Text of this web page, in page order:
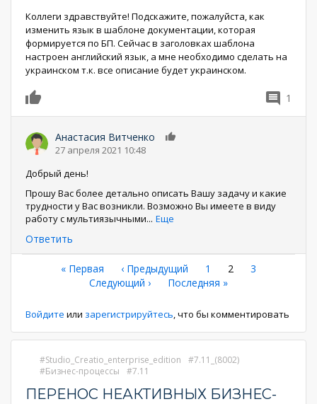
Коллеги здравствуйте! Подскажите, пожалуйста, как
изменить язык в шаблоне документации, которая
формируется по БП. Сейчас в заголовках шаблона
настроен английский язык, а мне необходимо сделать на
украинском т.к. все описание будет украинском.
1
Анастасия Витченко
27 апреля 2021 10:48
Добрый день!
Прошу Вас более детально описать Вашу задачу и какие
трудности у Вас возникли. Возможно Вы имеете в виду
работу с мультиязычными... Еще
Ответить
Нумерация
страниц
Первая
страница
« Первая ←
‹ Предыдущий Страница
1
Текущая
2 Страница
3
Следующая
Следующий ›
Последняя
Последняя »
Войдите или зарегистрируйтесь, что бы комментировать
Studio_Creatio_enterprise_edition
7.11_(8002)
Бизнес-процессы
7.11
ПЕРЕНОС НЕАКТИВНЫХ БИЗНЕС-